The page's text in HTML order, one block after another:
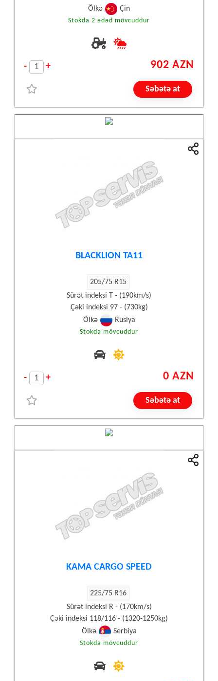
Ölkə Çin
Stokda 2 ədəd mövcuddur
- + 902 AZN
Səbətə at
BLACKLION TA11
205/75 R15
Sürət indeksi T - (190km/s)
Çəki indeksi 97 - (730kg)
Ölkə
Rusiya
Stokda mövcuddur
- + 0 AZN
Səbətə at
KAMA CARGO SPEED
225/75 R16
Sürət indeksi R - (170km/s)
Çəki indeksi 118/116 - (1320-1250kg)
Ölkə
Serbiya
Stokda mövcuddur